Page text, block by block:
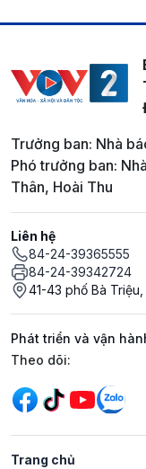
Trưởng ban: Nhà
Phó trưởng ban:
Thân, Hoài Thu
Liên hệ
84-24-39365555
84-24-39342724
41-43 phố Bà
Phát triển và vận
Mạng xã hội
Theo dõi:
Trang chủ